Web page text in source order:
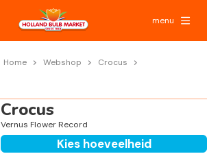
menu
Home Webshop
Crocus
Crocus
Vernus Flower Record
Kies hoeveelheid